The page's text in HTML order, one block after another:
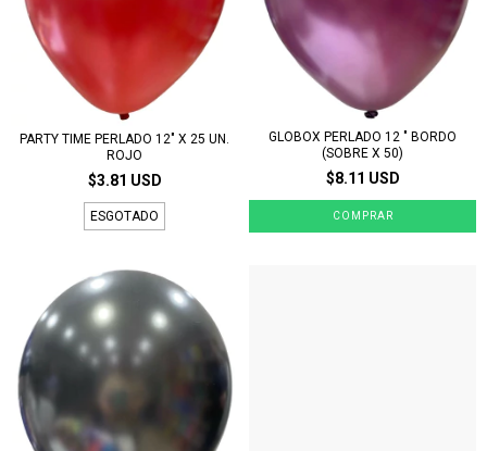
PARTY TIME PERLADO 12" X 25 UN.
ROJO
$3.81 USD
ESGOTADO
GLOBOX PERLADO 12 " BORDO
(SOBRE X 50)
$8.11 USD